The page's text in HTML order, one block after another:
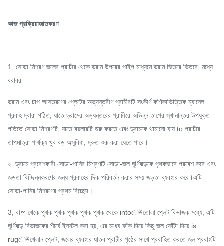
কাজ প্রক্রিয়াজাতকরণ
1, সোডা মিশ্রণ জলের প্রাচীর থেকে ড্রাম উপরের পাইপ মাধ্যমে ড্রাম ভিতরে ভিতরে, মধ্যে
বরাবর
ড্রাম এবং চাপ আস্তরণের প্লেটের অভ্যন্তরীণ প্রাচীরটি সংকীর্ণ কণিকাভিত্তিক চ্যানেল
প্রবাহ দ্বারা গঠিত, যাতে ড্রামের অভ্যন্তরের প্রাচীরে অভিন্ন তাপের স্থানান্তর উপযুক্ত
গতিতে সোডা মিশ্রণটি, যাতে বয়লারটি শুরু করতে এবং ড্রামকে থামানো যায় to প্রাচীর
তাপমাত্রা পার্থক্য খুব বড় অসুবিধা, দ্রুত শুরু করা যেতে পারে।
২. ড্রামে প্রবেশকারী সোডা-পানির মিশ্রণটি সোডা-জল ঘূর্ণিঝড়কে পৃথকভাবে প্রবেশ করে এবং
জড়তা বিচ্ছিন্নকরণের জন্য প্রবাহের দিক পরিবর্তন করার সময় জড়তা ব্যবহার করে।এটি
সোডা-পানির মিশ্রণের প্রথম বিচ্ছেদ।
3, বাষ্প থেকে পৃথক পৃথক পৃথক পৃথক পৃথক থেকে intoেউতোলা প্লেট বিভাজক মধ্যে, এটি
ঘূর্ণিঝড় বিভাজকের শীর্ষে ইনস্টল করা হয়, এর মধ্যে ফাঁক দিয়ে কিছু জল ফোঁটা দিয়ে is
rugেউখেলান প্লেট, জলের ব্যবহার ধাতব প্রাচীর পৃষ্ঠের সাথে প্রবাহিত করতে জল প্রবাহটি